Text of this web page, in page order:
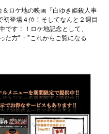
ロケ地の映画『白ゆき姫殺人事
登場４位！そしてなんと２週目
です！！ロケ地記念として、
た方”・”これからご覧になる